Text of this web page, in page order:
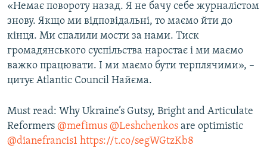
«Немає повороту назад. Я не бачу себе журналістом
знову. Якщо ми відповідальні, то маємо йти до
кінця. Ми спалили мости за нами. Тиск
громадянського суспільства наростає і ми маємо
важко працювати. І ми маємо бути терплячими», –
цитує Atlantic Council Найєма.
Must read: Why Ukraine’s Gutsy, Bright and Articulate
Reformers @mefimus @Leshchenkos are optimistic
@dianefrancis1 https://t.co/segWGtzKb8